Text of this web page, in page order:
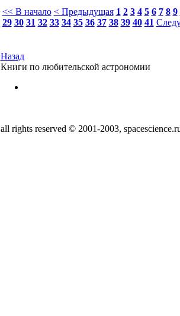
<< В начало < Предыдущая 1 2 3 4 5 6 7 8 9
29 30 31 32 33 34 35 36 37 38 39 40 41
Назад
Книги по любительской астрономии
all rights reserved © 2001-2003,